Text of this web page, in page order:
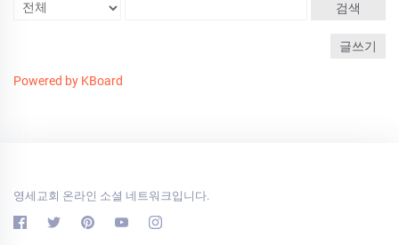
검색
글쓰기
Powered by KBoard
영세교회 온라인 소셜 네트워크입니다.